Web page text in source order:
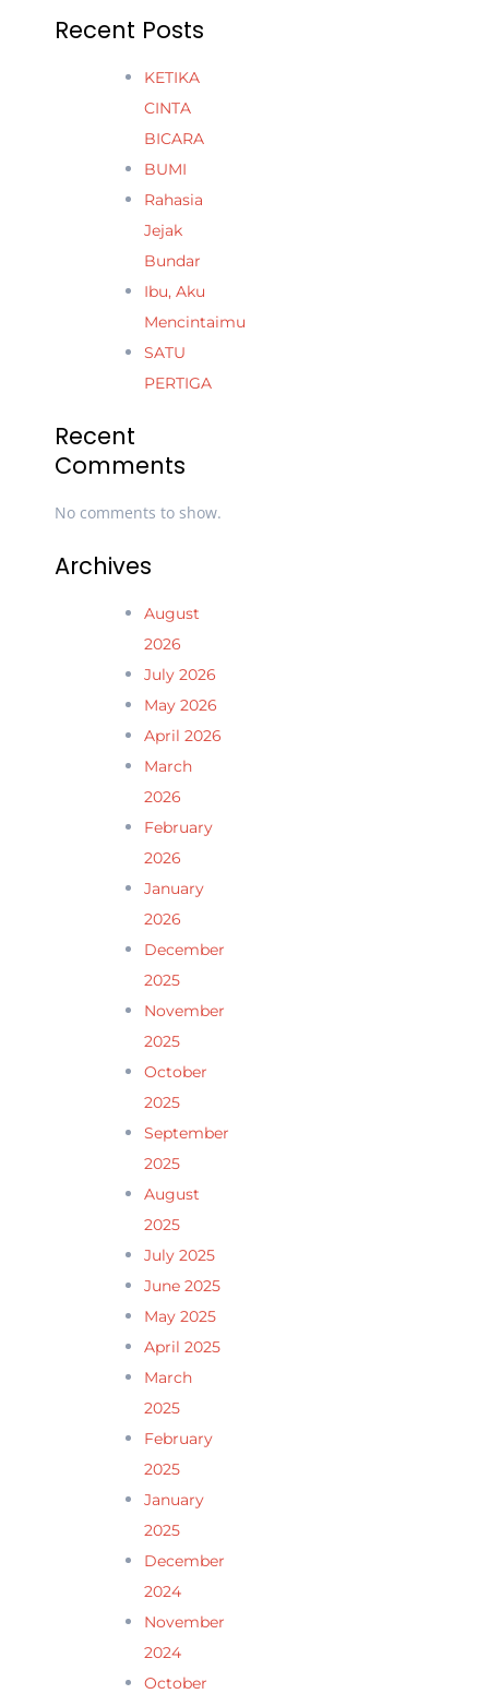
Recent Posts
KETIKA
CINTA
BICARA
BUMI
Rahasia
Jejak
Bundar
Ibu, Aku
Mencintaimu
SATU
PERTIGA
Recent
Comments
No comments to show.
Archives
August
2026
July 2026
May 2026
April 2026
March
2026
February
2026
January
2026
December
2025
November
2025
October
2025
September
2025
August
2025
July 2025
June 2025
May 2025
April 2025
March
2025
February
2025
January
2025
December
2024
November
2024
October